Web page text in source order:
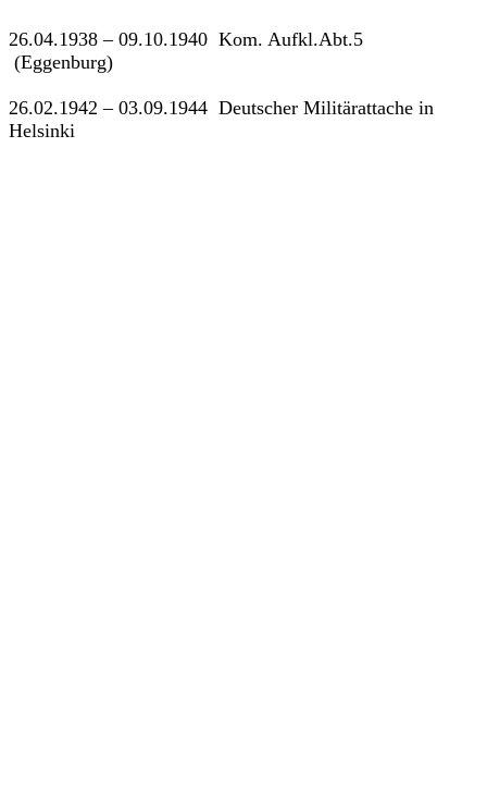
26.04.1938 – 09.10.1940 Kom. Aufkl.Abt.5
(Eggenburg)
26.02.1942 – 03.09.1944 Deutscher Militärattache in
Helsinki